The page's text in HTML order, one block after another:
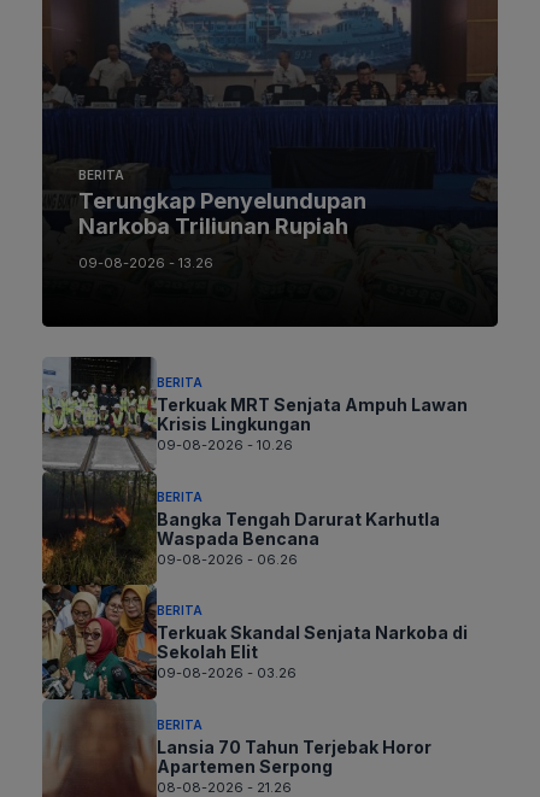
BERITA
Terungkap Penyelundupan
Narkoba Triliunan Rupiah
09-08-2026 - 13.26
BERITA
Terkuak MRT Senjata Ampuh Lawan
Krisis Lingkungan
09-08-2026 - 10.26
BERITA
Bangka Tengah Darurat Karhutla
Waspada Bencana
09-08-2026 - 06.26
BERITA
Terkuak Skandal Senjata Narkoba di
Sekolah Elit
09-08-2026 - 03.26
BERITA
Lansia 70 Tahun Terjebak Horor
Apartemen Serpong
08-08-2026 - 21.26